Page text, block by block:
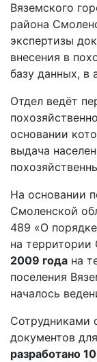
Вяземского
района
экспертизы
внесения в
базу данных, в
Отдел ведёт
основании
выдача
На основании
Смоленской
489 «О
на территории
2009 года на
поселения
началось
Сотрудниками
документов
разработано